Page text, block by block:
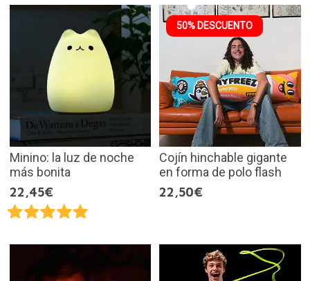
Minino: la luz de noche
más bonita
22,45€
50% DESCUENTO
Cojín hinchable gigante
en forma de polo flash
22,50€